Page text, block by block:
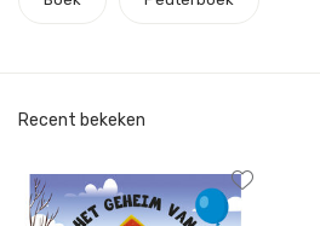
Recent bekeken